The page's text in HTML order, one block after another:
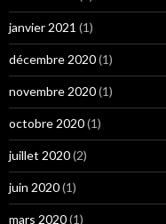
janvier 2021 (1)
décembre 2020(1)
novembre 2020(1)
octobre 2020(1)
juillet 2020(2)
juin 2020(1)
mars 2020(1)